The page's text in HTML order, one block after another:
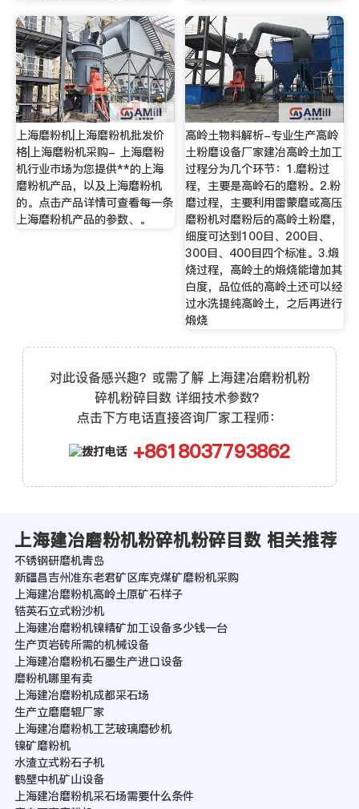
上海磨粉机|上海磨粉机批发价
格|上海磨粉机采购- 上海磨粉
机行业市场为您提供**的上海
磨粉机产品，以及上海磨粉机
的。点击产品详情可查看每一条
上海磨粉机产品的参数、。
高岭土物料解析-专业生产高岭
土粉磨设备厂家建冶高岭土加工
过程分为几个环节：1.磨粉过
程，主要是高岭石的磨粉。2.粉
磨过程，主要利用雷蒙磨或高压
磨粉机对磨粉后的高岭土粉磨，
细度可达到100目、200目、
300目、400目四个标准。3.煅
烧过程，高岭土的煅烧能增加其
白度，品位低的高岭土还可以经
过水洗提纯高岭土，之后再进行
煅烧
对此设备感兴趣？或需了解 上海建冶磨粉机粉
碎机粉碎目数 详细技术参数？
点击下方电话直接咨询厂家工程师：
+8618037793862
上海建冶磨粉机粉碎机粉碎目数 相关推荐
不锈钢研磨机青岛
新疆昌吉州准东老君矿区库克煤矿磨粉机采购
上海建冶磨粉机高岭土原矿石样子
锆英石立式粉沙机
上海建冶磨粉机镍精矿加工设备多少钱一台
生产页岩砖所需的机械设备
上海建冶磨粉机石墨生产进口设备
磨粉机哪里有卖
上海建冶磨粉机成都采石场
生产立磨磨辊厂家
上海建冶磨粉机工艺玻璃磨砂机
镍矿磨粉机
水渣立式粉石子机
鹤壁中机矿山设备
上海建冶磨粉机采石场需要什么条件